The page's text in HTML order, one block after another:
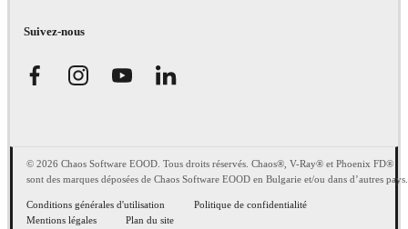
Suivez-nous
© 2026 Chaos Software EOOD. Tous droits réservés. Chaos®, V-Ray® et Phoenix FD®
sont des marques déposées de Chaos Software EOOD en Bulgarie et/ou dans d’autres pays.
Conditions générales d'utilisation
Politique de confidentialité
Mentions légales
Plan du site